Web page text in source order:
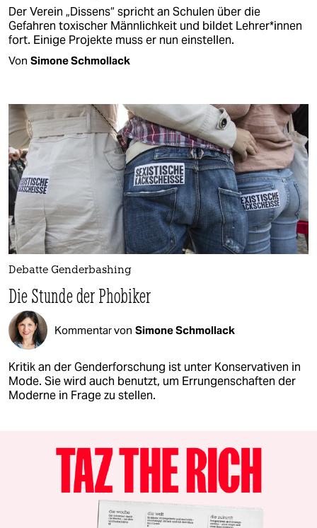
Der Verein „Dissens“ spricht an Schulen über die
Gefahren toxischer Männlichkeit und bildet Lehrer*innen
fort. Einige Projekte muss er nun einstellen.
Von Simone Schmollack
Debatte Genderbashing
Die Stunde der Phobiker
Kommentar von Simone Schmollack
Kritik an der Genderforschung ist unter Konservativen in
Mode. Sie wird auch benutzt, um Errungenschaften der
Moderne in Frage zu stellen.